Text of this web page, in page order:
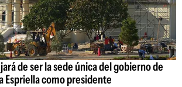
de ser la sede única del gobierno de
Espriella como presidente